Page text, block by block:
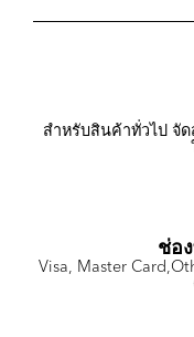
สำหรับสินค้าทั่วไป จั
ช่อ
Visa, Master